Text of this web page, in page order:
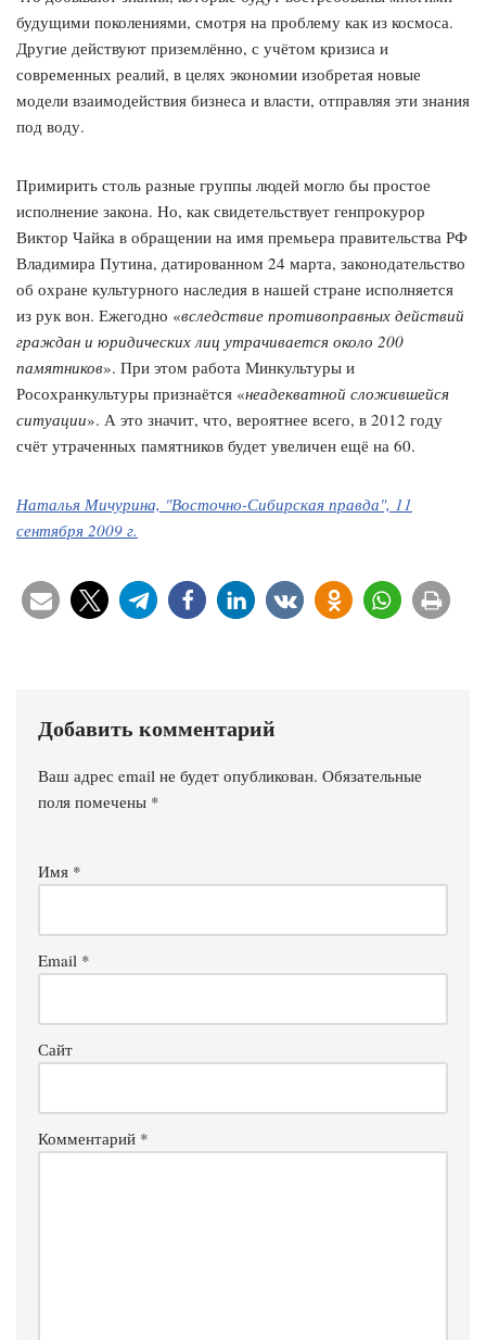
будущими поколениями, смотря на проблему как из космоса.
Другие действуют приземлённо, с учётом кризиса и
современных реалий, в целях экономии изобретая новые
модели взаимодействия бизнеса и власти, отправляя эти знания
под воду.
Примирить столь разные группы людей могло бы простое
исполнение закона. Но, как свидетельствует генпрокурор
Виктор Чайка в обращении на имя премьера правительства РФ
Владимира Путина, датированном 24 марта, законодательство
об охране культурного наследия в нашей стране исполняется
из рук вон. Ежегодно «вследствие противоправных действий
граждан и юридических лиц утрачивается около 200
памятников». При этом работа Минкультуры и
Росохранкультуры признаётся «неадекватной сложившейся
ситуации». А это значит, что, вероятнее всего, в 2012 году
счёт утраченных памятников будет увеличен ещё на 60.
Наталья Мичурина, "Восточно-Сибирская правда", 11
сентября 2009 г.
Добавить комментарий
Ваш адрес email не будет опубликован. Обязательные
поля помечены *
Имя *
Email *
Сайт
Комментарий *